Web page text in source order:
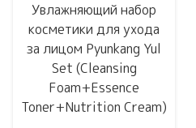
Увлажняющий набор
косметики для ухода
за лицом Pyunkang Yul
Set (Cleansing
Foam+Essence
Toner+Nutrition Cream)